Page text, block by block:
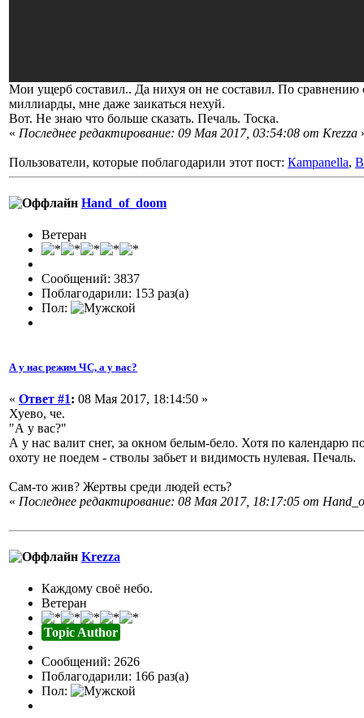
Мои ущерб составил.. Да нихуя он не составил. По сравнению
миллиарды, мне даже заикаться нехуй.
Вот. Не знаю что больше сказать. Печаль. Тоска.
« Последнее редактирование: 09 Мая 2017, 03:54:08 от Krezza
Пользователи, которые поблагодарили этот пост: Кampanella,
Hand_of_doom
Ветеран
Сообщений: 3837
Поблагодарили: 153 раз(а)
Пол:
А у нас режим ЧС, а у вас?
« Ответ #1: 08 Мая 2017, 18:14:50 »
Хуево, че.
"А у вас?"
А у нас валит снег, за окном белым-бело. Хотя по календарю
охоту не поедем - стволы забьет и видимость нулевая. Печаль.
Сам-то жив? Жертвы среди людей есть?
« Последнее редактирование: 08 Мая 2017, 18:17:05 от
Krezza
Каждому своё небо.
Ветеран
Topic Author
Сообщений: 2626
Поблагодарили: 166 раз(а)
Пол: